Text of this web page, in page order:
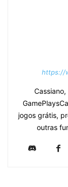
https://
jogos grátis,
outras